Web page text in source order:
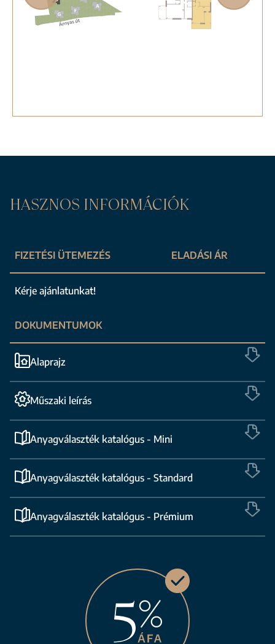
HASZNOS INFORMÁCIÓK
FIZETÉSI ÜTEMEZÉS ELADÁSI ÁR
Kérje ajánlatunkat!
DOKUMENTUMOK
Alaprajz
Műszaki leírás
Anyagválaszték katalógus - Mini
Anyagválaszték katalógus - Standard
Anyagválaszték katalógus - Prémium